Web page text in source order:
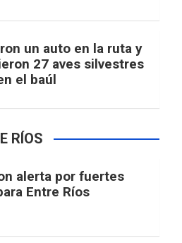
un auto en la ruta y
27 aves silvestres
el baúl
RÍOS
alerta por fuertes
Entre Ríos